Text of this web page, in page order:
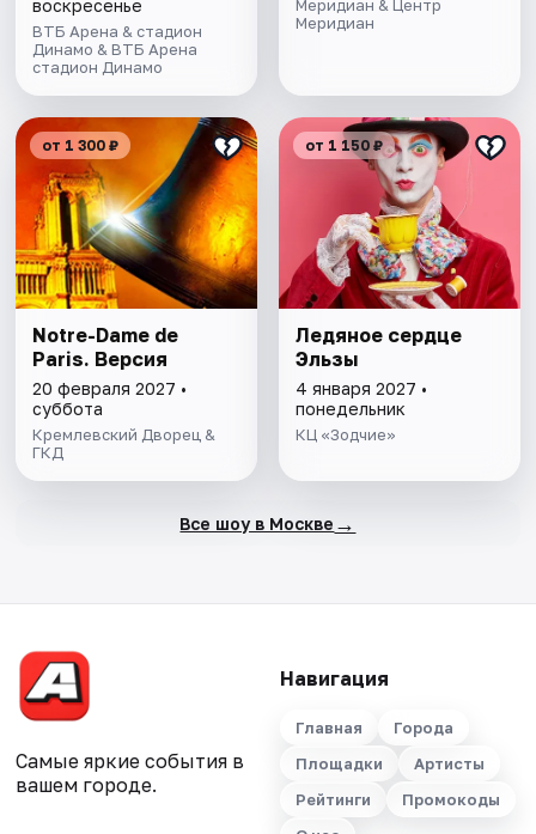
воскресенье
ВТБ Арена & стадион
Динамо & ВТБ Арена
стадион Динамо
Меридиан & Центр
Меридиан
от 1 300 ₽
Notre-Dame de
Paris. Версия
20 февраля 2027 •
суббота
Кремлевский Дворец &
ГКД
от 1 150 ₽
Ледяное сердце
Эльзы
4 января 2027 •
понедельник
КЦ «Зодчие»
Все шоу в Москве →
Самые яркие события в
вашем городе.
Навигация
Главная
Города
Площадки
Артисты
Рейтинги
Промокоды